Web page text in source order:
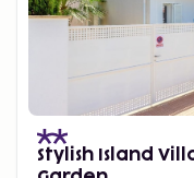
Stylish Island